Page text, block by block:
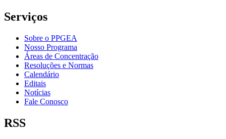
Serviços
Sobre o PPGEA
Nosso Programa
Áreas de Concentração
Resoluções e Normas
Calendário
Editais
Notícias
Fale Conosco
RSS